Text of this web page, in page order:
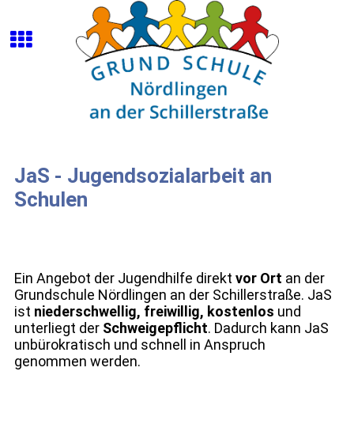
JaS - Jugendsozialarbeit an
Schulen
Ein Angebot der Jugendhilfe direkt vor Ort an der
Grundschule Nördlingen an der Schillerstraße. JaS
ist niederschwellig, freiwillig, kostenlos und
unterliegt der Schweigepflicht. Dadurch kann JaS
unbürokratisch und schnell in Anspruch
genommen werden.